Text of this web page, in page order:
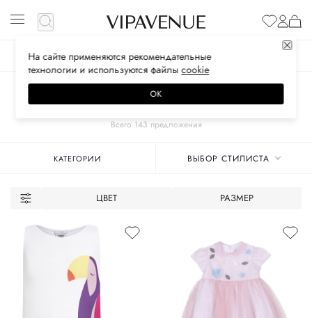
ЖЕНСКОЕ МУЖСКОЕ
Всего 143 предложения
бренды
IL GUFO
КАТЕГОРИИ ВЫБОР СТИЛИСТА
ЦВЕТ РАЗМЕР
На сайте применяются рекомендательные
технологии и используются файлысооkiе
ОК